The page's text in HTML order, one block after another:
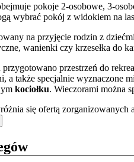
pokoje 2-osobowe, 3-
wybrać pokój z widokiem na
na przyjęcie rodzin z
wanienki czy krzesełka do
przygotowano przestrzeń do
a także specjalnie wyznaczone
kociołku. Wieczorami można
się ofertą
a także spotkania przy
kulturowego
gości dostępny jest bezpłatny,